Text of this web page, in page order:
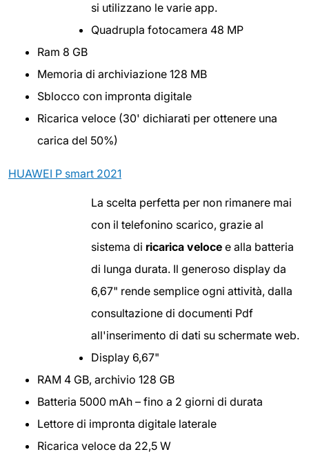
si utilizzano le varie app.
Quadrupla fotocamera 48 MP
Ram 8 GB
Memoria di archiviazione 128 MB
Sblocco con impronta digitale
Ricarica veloce (30' dichiarati per ottenere una
carica del 50%)
HUAWEI P smart 2021
La scelta perfetta per non rimanere mai
con il telefonino scarico, grazie al
sistema di ricarica veloce e alla batteria
di lunga durata. Il generoso display da
6,67" rende semplice ogni attività, dalla
consultazione di documenti Pdf
all'inserimento di dati su schermate web.
Display 6,67"
RAM 4 GB, archivio 128 GB
Batteria 5000 mAh – fino a 2 giorni di durata
Lettore di impronta digitale laterale
Ricarica veloce da 22,5 W